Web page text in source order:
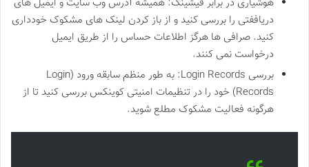
هوشیاری در برابر فیشینگ: همیشه آدرس وب سایت و ایمیل های
دریاففتی را بررسی کنید و از باز کردن لینک های مشکوک خودداری
کنید. صرافی ها هرگز اطلاعات حساس را از طریق ایمیل
درخواست نمی کنند.
بررسی Login Records: به طور منظم سابقه ورود (Login
Records) خود را در تنظیمات امنیتی کوینکس بررسی کنید تا از
هرگونه فعالیت مشکوک مطلع شوید.